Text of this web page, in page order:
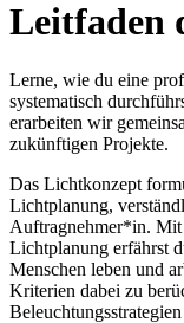
Leitfaden
Lerne, wie du eine
systematisch
erarbeiten wir
zukünftigen Projekte.
Das Lichtkonzept
Lichtplanung,
Auftragnehmer*in. Mit
Lichtplanung erfährst
Menschen leben und
Kriterien dabei zu